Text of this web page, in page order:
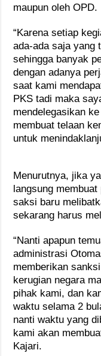
maupun oleh OPD.
“Karena setiap
ada-ada saja yang
sehingga banyak
dengan adanya
saat kami
PKS tadi maka
mendelegasikan
membuat telaan
untuk
Menurutnya, jika
langsung
saksi baru
sekarang harus
“Nanti apapun
administrasi
memberikan
kerugian negara
pihak kami, dan
waktu selama 2
nanti waktu yang
kami akan
Kajari.